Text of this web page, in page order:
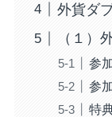
外貨ダ
（１）
参
参
特